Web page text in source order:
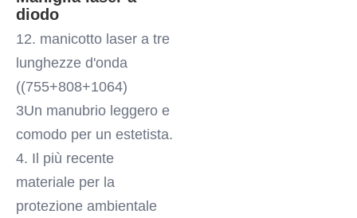
diodo
12. manicotto laser a tre
lunghezze d'onda
((755+808+1064)
3Un manubrio leggero e
comodo per un estetista.
4. Il più recente
materiale per la
protezione ambientale